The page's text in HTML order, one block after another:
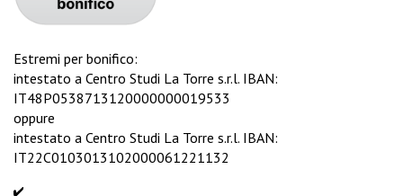
Estremi per bonifico:
intestato a Centro Studi La Torre s.r.l. IBAN:
IT48P0538713120000000019533
oppure
intestato a Centro Studi La Torre s.r.l. IBAN:
IT22C0103013102000061221132